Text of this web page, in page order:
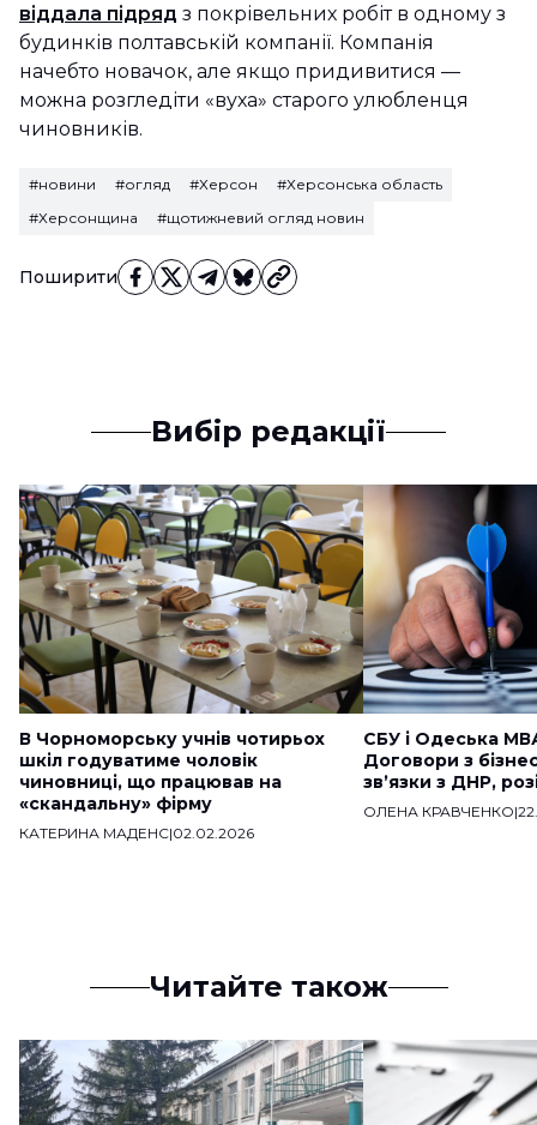
Поширити
віддала підряд з покрівельних робіт в одному з
будинків полтавській компанії. Компанія
начебто новачок, але якщо придивитися —
можна розгледіти «вуха» старого улюбленця
чиновників.
#новини #огляд #Херсон
#Херсонська область
#Херсонщина
#щотижневий огляд новин
Вибір редакції
В Чорноморську учнів чотирьох
шкіл годуватиме чоловік
чиновниці, що працював на
«скандальну» фірму
КАТЕРИНА МАДЕНС|02.02.2026
СБУ і Одеська
Договори з
звʼязки з ДНР,
ОЛЕНА КРАВЧЕНКО|
Читайте також